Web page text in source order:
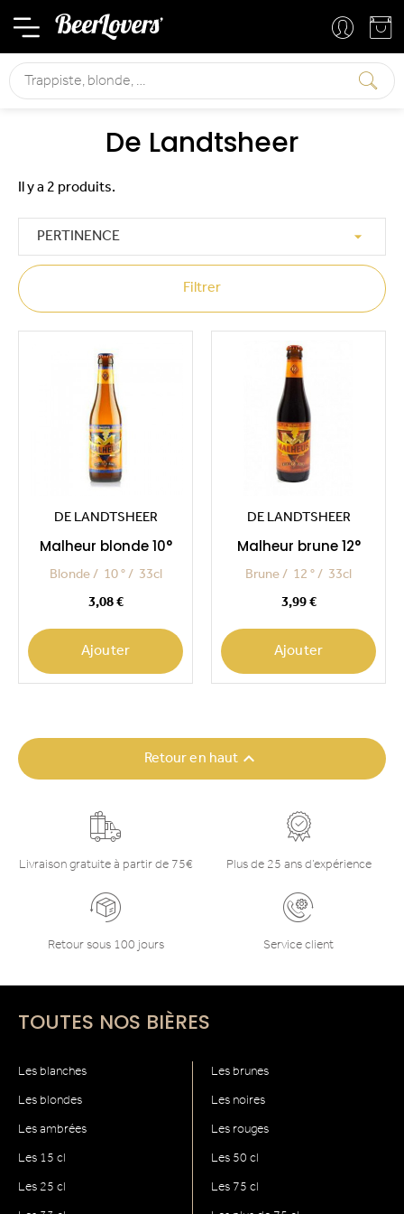
De Landtsheer
Il y a 2 produits.
PERTINENCE 
Filtrer
DE LANDTSHEER
Malheur blonde 10°
Blonde 10 ° 33cl
3,08 €
Ajouter
DE LANDTSHEER
Malheur brune 12°
Brune 12 ° 33cl
3,99 €
Ajouter
Retour en haut 
Livraison gratuite à partir de 75€ Plus de 25 ans d’expérience
Retour sous 100 jours Service client
TOUTES NOS BIÈRES
Les blanches
Les blondes
Les ambrées
Les brunes
Les noires
Les rouges
Les 15 cl
Les 25 cl
Les 50 cl
Les 75 cl